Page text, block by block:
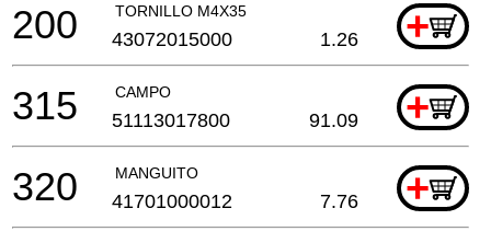
TORNILLO M4X35 +
200 43072015000 1.26
CAMPO +
315 51113017800 91.09
MANGUITO +
320 41701000012 7.76